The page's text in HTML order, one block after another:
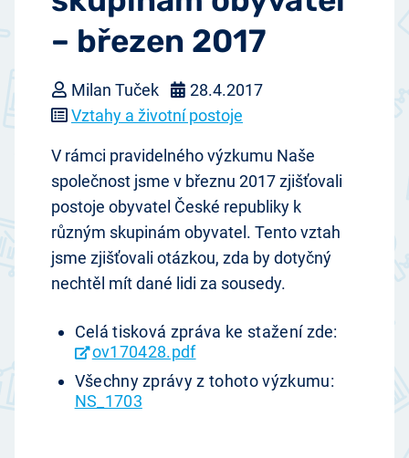
– březen 2017
Milan Tuček
28.4.2017
Vztahy a životní postoje
V rámci pravidelného výzkumu Naše
společnost jsme v březnu 2017 zjišťovali
postoje obyvatel České republiky k
různým skupinám obyvatel. Tento vztah
jsme zjišťovali otázkou, zda by dotyčný
nechtěl mít dané lidi za sousedy.
Celá tisková zpráva ke stažení zde:
ov170428.pdf
Všechny zprávy z tohoto výzkumu:
NS_1703